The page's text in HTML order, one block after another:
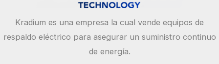
Kradium es una empresa la cual vende equipos de
respaldo eléctrico para asegurar un suministro continuo
de energía.